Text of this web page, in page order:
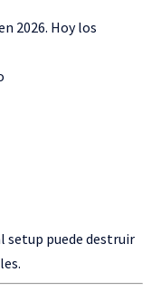
2026. Hoy los
setup puede destruir